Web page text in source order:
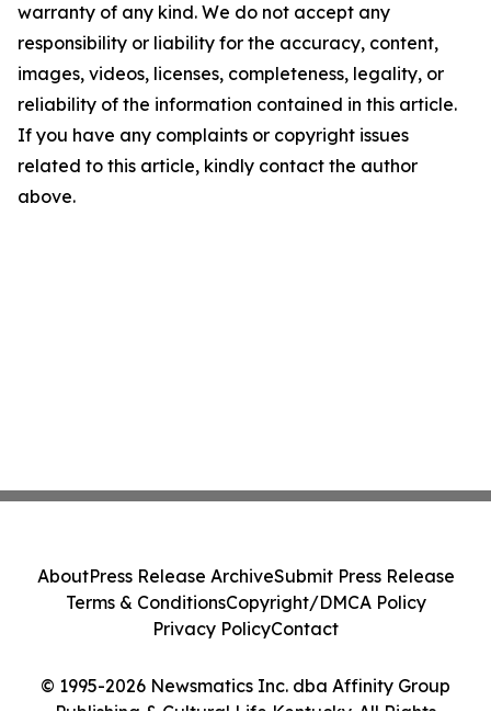
warranty of any kind. We do not accept any
responsibility or liability for the accuracy, content,
images, videos, licenses, completeness, legality, or
reliability of the information contained in this article.
If you have any complaints or copyright issues
related to this article, kindly contact the author
above.
© 1995-2026 Newsmatics Inc. dba Affinity Group
AboutPress Release ArchiveSubmit Press Release
Terms & ConditionsCopyright/DMCA Policy
Privacy PolicyContact